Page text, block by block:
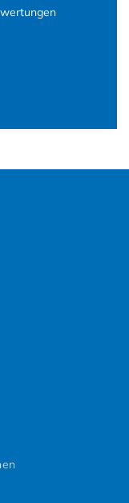
war begeistert.